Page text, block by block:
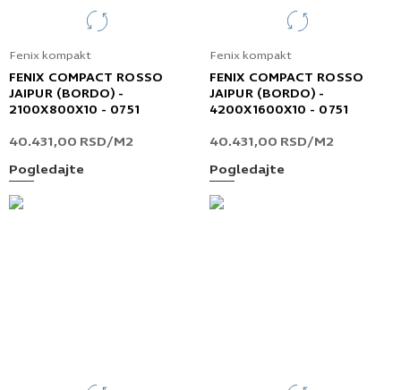
Fenix kompakt
FENIX COMPACT ROSSO
JAIPUR (BORDO) -
2100X800X10 - 0751
40.431,00 RSD/M2
Pogledajte
Fenix kompakt
FENIX COMPACT ROSSO
JAIPUR (BORDO) -
4200X1600X10 - 0751
40.431,00 RSD/M2
Pogledajte